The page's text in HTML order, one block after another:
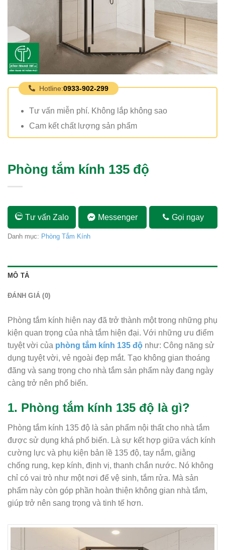
Hotline:0933-902-299
Tư vấn miễn phí. Không lắp không sao
Cam kết chất lượng sản phẩm
Phòng tắm kính 135 độ
Tư vấn Zalo Messenger Gọi ngay
Danh mục: Phòng Tắm Kính
MÔ TẢ
ĐÁNH GIÁ (0)
Phòng tắm kính hiện nay đã trở thành một trong những phụ
kiện quan trọng của nhà tắm hiện đại. Với những ưu điểm
tuyệt vời của phòng tắm kính 135 độ như: Công năng sử
dụng tuyệt vời, vẻ ngoài đẹp mắt. Tạo không gian thoáng
đãng và sang trọng cho nhà tắm sản phẩm này đang ngày
càng trở nên phổ biến.
1. Phòng tắm kính 135 độ là gì?
Phòng tắm kính 135 độ là sản phẩm nội thất cho nhà tắm
được sử dụng khá phổ biến. Là sự kết hợp giữa vách kính
cường lực và phụ kiện bản lề 135 độ, tay nắm, giằng
chống rung, kẹp kính, định vị, thanh chắn nước. Nó không
chỉ có vai trò như một nơi để vệ sinh, tắm rửa. Mà sản
phẩm này còn góp phần hoàn thiện không gian nhà tắm,
giúp trở nên sang trọng và tinh tế hơn.